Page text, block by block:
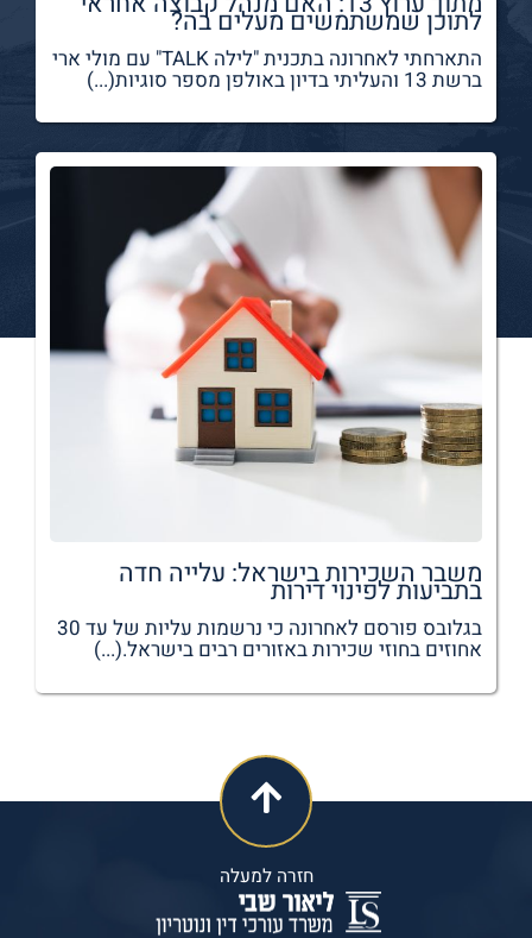
לתוכן שמשתמשים מעלים בה?
התארחתי לאחרונה בתכנית "לילה TALK" עם מולי ארי
ברשת 13 והעליתי בדיון באולפן מספר סוגיות(...)
משבר השכירות בישראל: עלייה חדה
בתביעות לפינוי דירות
בגלובס פורסם לאחרונה כי נרשמות עליות של עד 30
אחוזים בחוזי שכירות באזורים רבים בישראל.(...)
חזרה למעלה